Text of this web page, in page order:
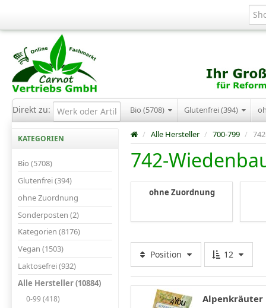
Direkt zu: Bio (5708) Glutenfrei (394)
KATEGORIEN
Bio (5708)
Glutenfrei (394)
ohne Zuordnung
Sonderposten (2)
Kategorien (8176)
Vegan (1503)
Laktosefrei (932)
Alle Hersteller (10884)
0-99 (418)
/ Alle Hersteller / 700-799 /
742-
ohne Zuordnung
Position 12
Alpenkräuter